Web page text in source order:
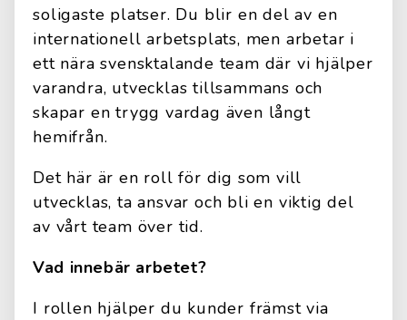
soligaste platser. Du blir en del av en
internationell arbetsplats, men arbetar i
ett nära svensktalande team där vi hjälper
varandra, utvecklas tillsammans och
skapar en trygg vardag även långt
hemifrån.
Det här är en roll för dig som vill
utvecklas, ta ansvar och bli en viktig del
av vårt team över tid.
Vad innebär arbetet?
I rollen hjälper du kunder främst via